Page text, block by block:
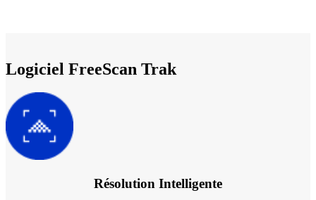
Logiciel FreeScan Trak
Résolution Intelligente